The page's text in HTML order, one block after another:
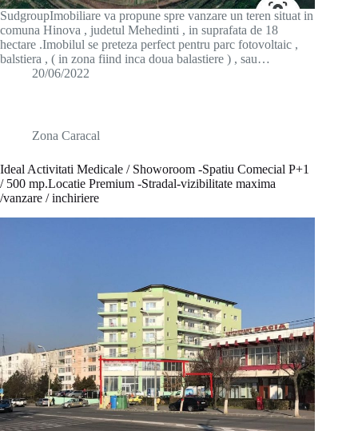
SudgroupImobiliare va propune spre vanzare un teren situat in
comuna Hinova , judetul Mehedinti , in suprafata de 18
hectare .Imobilul se preteza perfect pentru parc fotovoltaic ,
balstiera , ( in zona fiind inca doua balastiere ) , sau…
20/06/2022
Zona Caracal
Ideal Activitati Medicale / Showoroom -Spatiu Comecial P+1
/ 500 mp.Locatie Premium -Stradal-vizibilitate maxima
/vanzare / inchiriere